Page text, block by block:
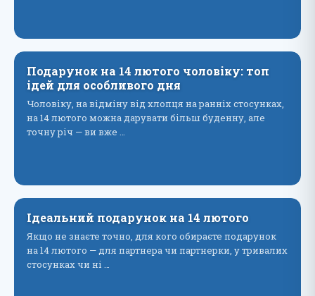
Подарунок на 14 лютого чоловіку: топ
ідей для особливого дня
Чоловіку, на відміну від хлопця на ранніх стосунках,
на 14 лютого можна дарувати більш буденну, але
точну річ — ви вже …
Ідеальний подарунок на 14 лютого
Якщо не знаєте точно, для кого обираєте подарунок
на 14 лютого — для партнера чи партнерки, у тривалих
стосунках чи ні …